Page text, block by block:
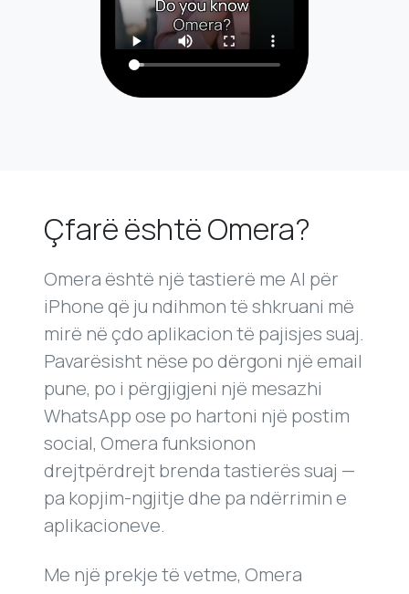
Çfarë është Omera?
Omera është një tastierë me AI për
iPhone që ju ndihmon të shkruani më
mirë në çdo aplikacion të pajisjes suaj.
Pavarësisht nëse po dërgoni një email
pune, po i përgjigjeni një mesazhi
WhatsApp ose po hartoni një postim
social, Omera funksionon
drejtpërdrejt brenda tastierës suaj —
pa kopjim-ngjitje dhe pa ndërrimin e
aplikacioneve.
Me një prekje të vetme, Omera